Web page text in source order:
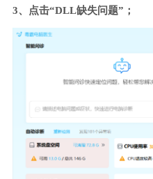
3、点击“DLL缺失问题”；